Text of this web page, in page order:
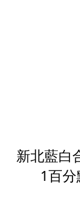
新北藍白
1百